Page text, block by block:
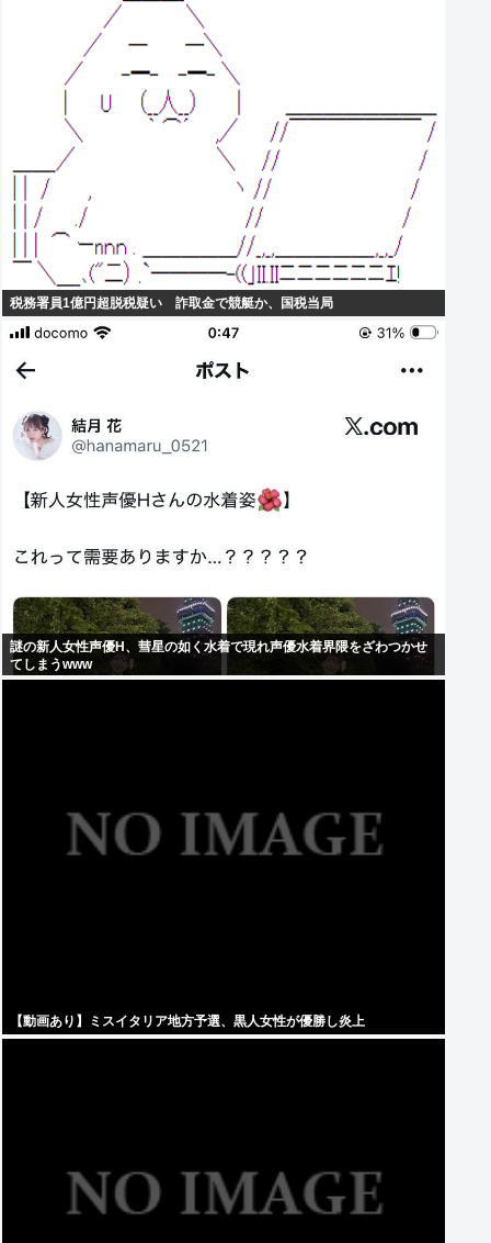
税務署員1億円超脱税疑い 詐取金で競艇か、国税当局
謎の新人女性声優H、彗星の如く水着で現れ声優水着界隈をざわつかせ
てしまうwww
【動画あり】ミスイタリア地方予選、黒人女性が優勝し炎上